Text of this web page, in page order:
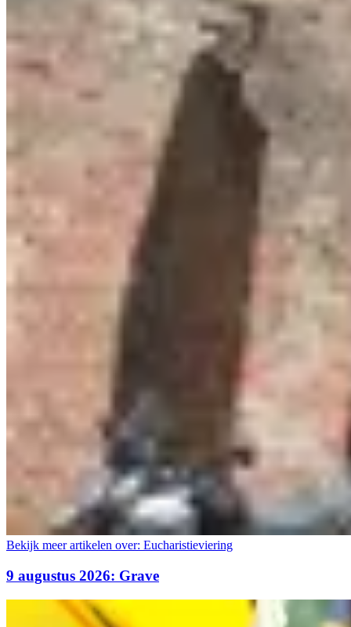
Bekijk meer artikelen over: Eucharistieviering
9 augustus 2026: Grave